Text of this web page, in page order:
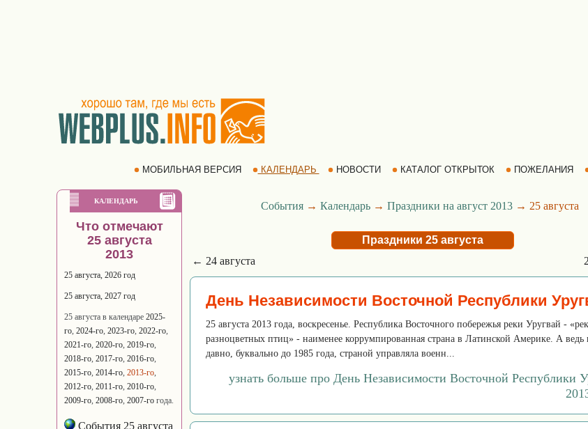
МОБИЛЬНАЯ ВЕРСИЯ КАЛЕНДАРЬ НОВОСТИ КАТАЛОГ ОТКРЫТОК ПОЖЕЛАНИЯ
КАЛЕНДАРЬ
Что отмечают
25 августа
2013
25 августа, 2026 год
25 августа, 2027 год
25 августа в календаре 2025-
го, 2024-го, 2023-го, 2022-го,
2021-го, 2020-го, 2019-го,
2018-го, 2017-го, 2016-го,
2015-го, 2014-го, 2013-го,
2012-го, 2011-го, 2010-го,
2009-го, 2008-го, 2007-го года.
События 25 августа
События → Календарь → Праздники на август 2013 → 25 августа
Праздники 25 августа
← 24 августа
День Независимости Восточной Республики
25 августа 2013 года, воскресенье. Республика Восточного побережья реки Уругвай -
разноцветных птиц» - наименее коррумпированная страна в Латинской Америке. А ведь
давно, буквально до 1985 года, страной управляла военн...
узнать больше про День Независимости Восточной Республики